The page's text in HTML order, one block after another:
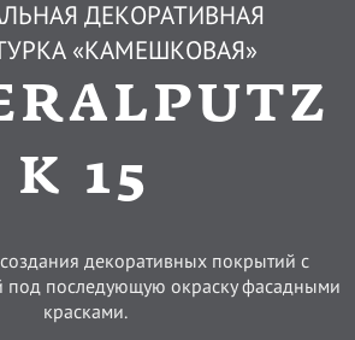
ДЕКОРАТИВНАЯ
«КАМЕШКОВАЯ»
K 15
декоративных покрытий с
под последующую окраску фасадными
красками.